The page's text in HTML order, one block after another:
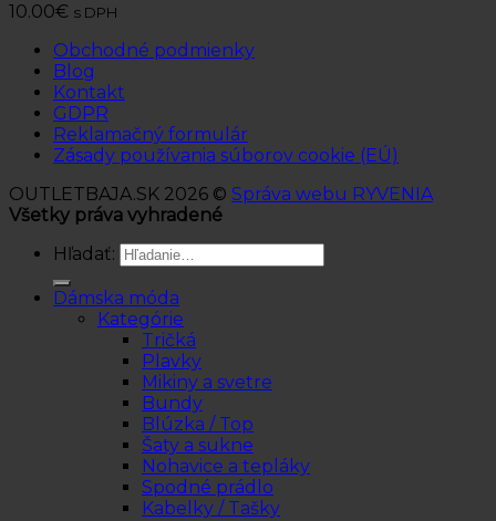
10.00€ s DPH
Obchodné podmienky
Blog
Kontakt
GDPR
Reklamačný formulár
Zásady používania súborov cookie (EÚ)
OUTLETBAJA.SK 2026 © Správa webu RYVENIA
Všetky práva vyhradené
Hľadať:
Dámska móda
Kategórie
Tričká
Plavky
Mikiny a svetre
Bundy
Blúzka / Top
Šaty a sukne
Nohavice a tepláky
Spodné prádlo
Kabelky / Tašky